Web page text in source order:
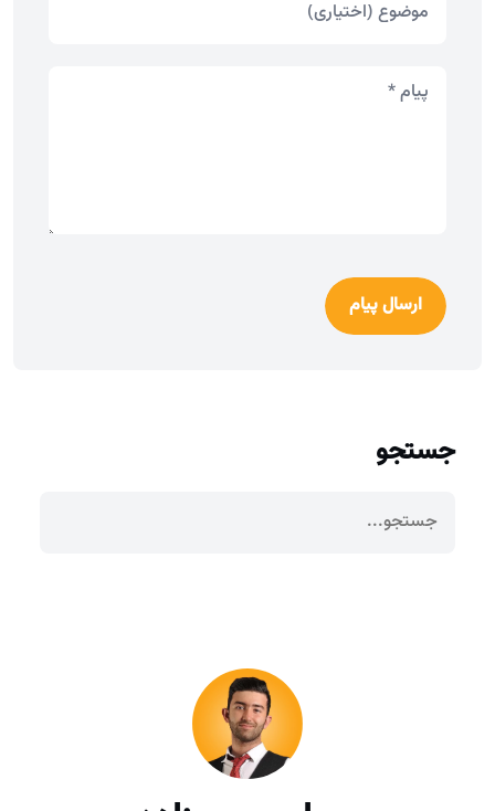
ارسال پیام
جستجو